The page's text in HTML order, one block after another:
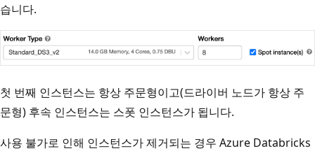
습니다.
첫 번째 인스턴스는 항상 주문형이고(드라이버 노드가 항상 주
문형) 후속 인스턴스는 스폿 인스턴스가 됩니다.
사용 불가로 인해 인스턴스가 제거되는 경우 Azure Databricks